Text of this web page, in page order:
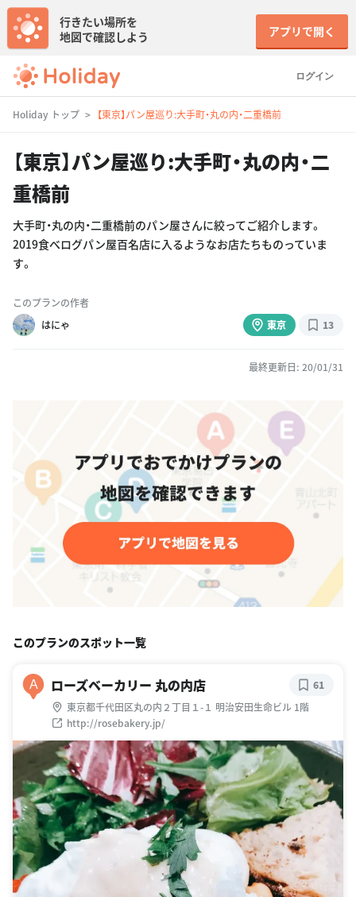
ログイン
行きたい場所を
地図で確認しよう
アプリで開く
Holiday トップ 【東京】パン屋巡り:大手町・丸の内・二重橋前
【東京】パン屋巡り:大手町・丸の内・二
重橋前
大手町・丸の内・二重橋前のパン屋さんに絞ってご紹介します。
2019食べログパン屋百名店に入るようなお店たちものっていま
す。
このプランの作者
はにゃ
東京 13
最終更新日: 20/01/31
このプランのスポット一覧
A ローズベーカリー 丸の内店
東京都千代田区丸の内２丁目１-１ 明治安田生命ビル 1階
http://rosebakery.jp/
61